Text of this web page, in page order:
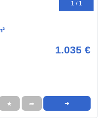
1 / 1
1.035 €
★ ➦ ➜